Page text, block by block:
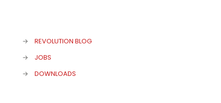
→
REVOLUTION BLOG
→
JOBS
→
DOWNLOADS